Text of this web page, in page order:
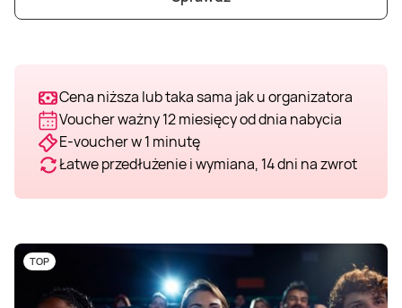
Masaż sportowy
Masaż Antycellulitowy
Masaż całego ciała
Jazda czołgiem
Wspinaczka
SUP
Cena niższa lub taka sama jak u organizatora
Voucher ważny 12 miesięcy od dnia nabycia
E-voucher w 1 minutę
Łatwe przedłużenie i wymiana, 14 dni na zwrot
TOP